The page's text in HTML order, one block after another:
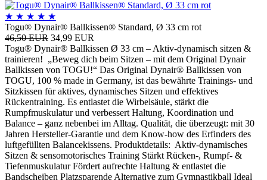
★ ★ ★ ★ ★
Togu® Dynair® Ballkissen® Standard, Ø 33 cm rot
46,50 EUR 34,99 EUR
Togu® Dynair® Ballkissen Ø 33 cm – Aktiv-dynamisch sitzen &
trainieren! „Beweg dich beim Sitzen – mit dem Original Dynair
Ballkissen von TOGU!“ Das Original Dynair® Ballkissen von
TOGU, 100 % made in Germany, ist das bewährte Trainings- und
Sitzkissen für aktives, dynamisches Sitzen und effektives
Rückentraining. Es entlastet die Wirbelsäule, stärkt die
Rumpfmuskulatur und verbessert Haltung, Koordination und
Balance – ganz nebenbei im Alltag. Qualität, die überzeugt: mit 30
Jahren Hersteller-Garantie und dem Know-how des Erfinders des
luftgefüllten Balancekissens. Produktdetails: Aktiv-dynamisches
Sitzen & sensomotorisches Training Stärkt Rücken-, Rumpf- &
Tiefenmuskulatur Fördert aufrechte Haltung & entlastet die
Bandscheiben Platzsparende Alternative zum Gymnastikball Ideal